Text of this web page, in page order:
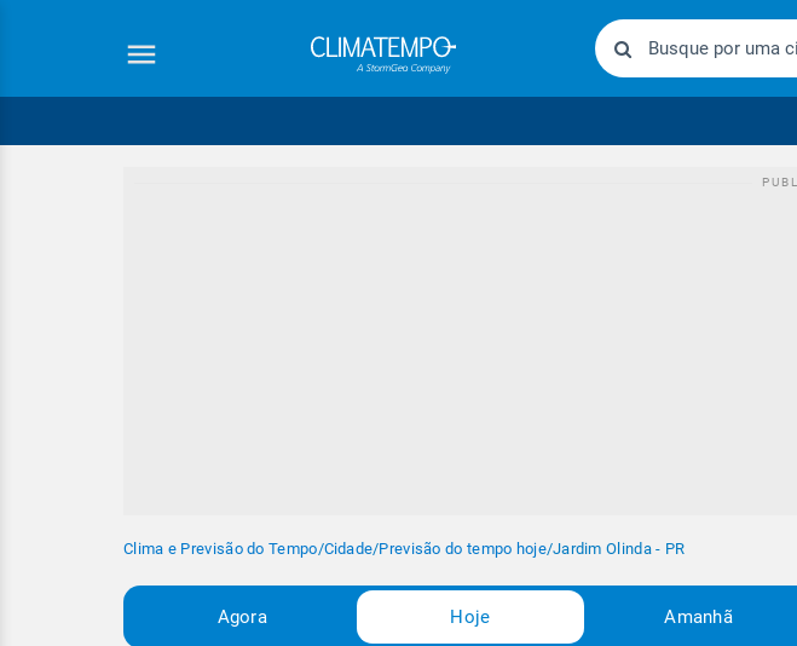
Clima e Previsão do Tempo/Cidade/Previsão do tempo hoje/Jardim Olinda - PR
Agora Hoje Amanhã